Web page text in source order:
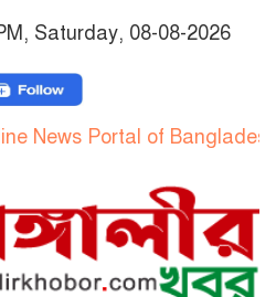
Saturday, 08-08-2026
News Portal of Bangladesh